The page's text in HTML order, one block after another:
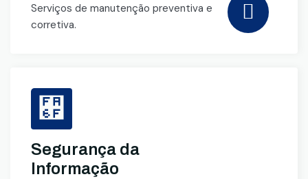
Serviços de manutenção preventiva e
corretiva.
Segurança da
Informação